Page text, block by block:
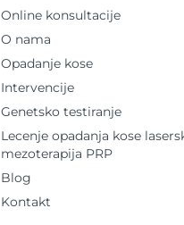
Online konsultacije
O nama
Opadanje kose
Intervencije
Genetsko testiranje
Lecenje opadanja kose
mezoterapija PRP
Blog
Kontakt